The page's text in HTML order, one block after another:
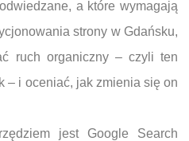
a które wymagają
strony w Gdańsku,
ruch organiczny – czyli ten
– i oceniać, jak zmienia się on
jest Google Search